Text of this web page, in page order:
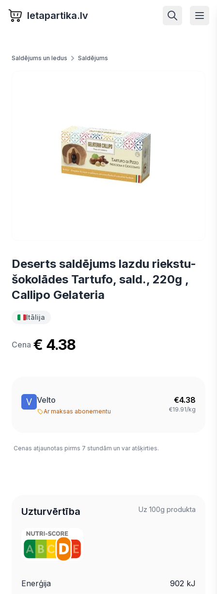
letapartika.lv
Saldējums un ledus Saldējums
Deserts saldējums lazdu riekstu-
šokolādes Tartufo, sald., 220g ,
Callipo Gelateria
Itālija
Cena € 4.38
Velto
Ar maksas abonementu
€4.38
€19.91/kg
Cenas atjaunotas pirms 7 stundām un var atšķirties.
Uzturvērtība Uz 100g produkta
Enerģija 902 kJ